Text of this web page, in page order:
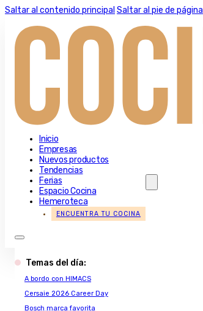
Saltar al contenido principal Saltar al pie de página
Inicio
Empresas
Nuevos productos
Tendencias
Ferias
Espacio Cocina
Hemeroteca
ENCUENTRA TU COCINA
Temas del día:
A bordo con HIMACS
Cersaie 2026 Career Day
Bosch marca favorita